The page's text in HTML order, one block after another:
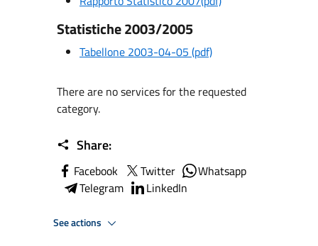
Statistiche 2003/2005
Tabellone 2003-04-05 (pdf)
There are no services for the requested
category.
Share:
Facebook Twitter
Whatsapp
Telegram
LinkedIn
See actions